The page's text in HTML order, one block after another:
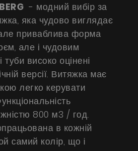
- модний вибір за
яка чудово виглядає
але приваблива форма
але і чудовим
високо оцінені
версії. Витяжка має
легко керувати
800 м3 / год.
в кожній
самий колір, що і